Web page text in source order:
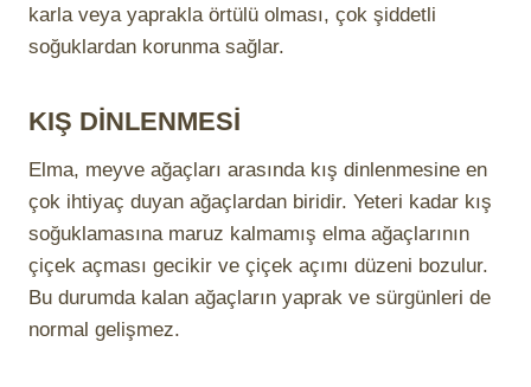
karla veya yaprakla örtülü olması, çok şiddetli
soğuklardan korunma sağlar.
KIŞ DİNLENMESİ
Elma, meyve ağaçları arasında kış dinlenmesine en
çok ihtiyaç duyan ağaçlardan biridir. Yeteri kadar kış
soğuklamasına maruz kalmamış elma ağaçlarının
çiçek açması gecikir ve çiçek açımı düzeni bozulur.
Bu durumda kalan ağaçların yaprak ve sürgünleri de
normal gelişmez.